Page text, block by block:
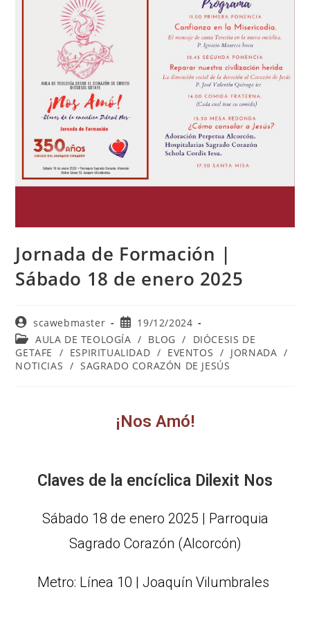
Jornada de Formación |
Sábado 18 de enero 2025
scawebmaster
19/12/2024
AULA DE TEOLOGÍA / BLOG /
DIÓCESIS DE
GETAFE
/ ESPIRITUALIDAD / EVENTOS / JORNADA /
NOTICIAS / SAGRADO CORAZÓN DE JESÚS
¡Nos Amó!
Claves de la encíclica Dilexit Nos
Sábado 18 de enero 2025 | Parroquia
Sagrado Corazón (Alcorcón)
Metro: Línea 10 | Joaquín Vilumbrales